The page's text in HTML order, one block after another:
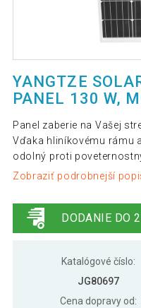
YANGTZE
PANEL 130 W,
Panel zaberie na Vašej
Vďaka hliníkovému rámu
odolný proti
Zobraziť podrobnejší
DODANIE DO
Katalógové číslo:
JG80697
Cena dopravy od: